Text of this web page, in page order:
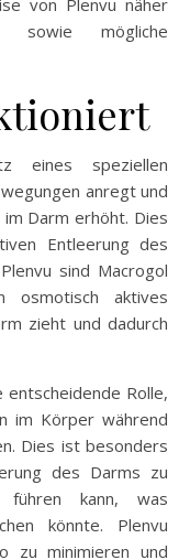
sowie mögliche
eines speziellen
anregt und
Darm erhöht. Dies
Entleerung des
sind Macrogol
osmotisch aktives
zieht und dadurch
Rolle,
im Körper während
Dies ist besonders
des Darms zu
führen kann, was
könnte. Plenvu
zu minimieren und